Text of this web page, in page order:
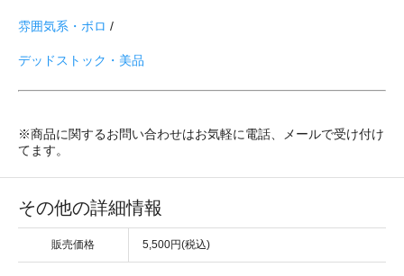
雰囲気系・ボロ /
デッドストック・美品
※商品に関するお問い合わせはお気軽に電話、メールで受け付け
てます。
その他の詳細情報
販売価格 5,500円(税込)